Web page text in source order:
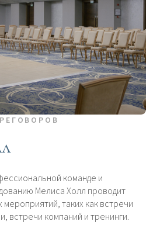
команде и
Мелиса Холл проводит
таких как встречи
встречи компаний и тренинги.